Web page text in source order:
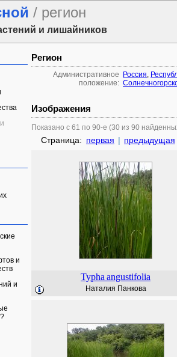
/ регион
и лишайников
и
и
Регион
Административное
положение:
Россия,
Изображения
Показано с 61 по 90-е (30 из 90
Страница: первая | предыдущая
Typha angustifolia
Наталия Панкова